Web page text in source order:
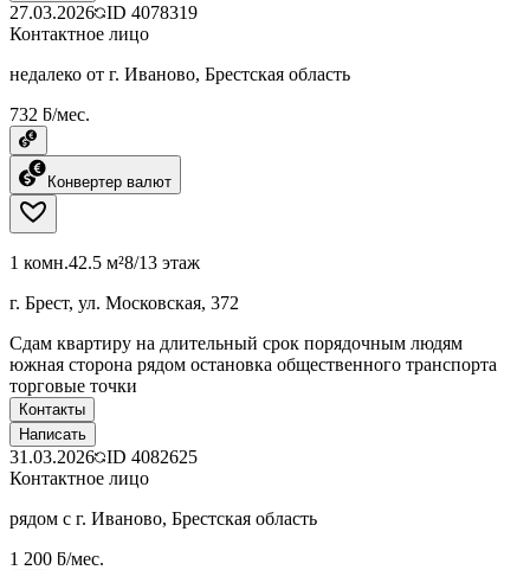
27.03.2026 ID 4078319
Контактное лицо
недалеко от г. Иваново, Брестская область
732 ƃ/мес.
Конвертер валют
1 комн.42.5 м²8/13 этаж
г. Брест, ул. Московская, 372
Сдам квартиру на длительный срок порядочным людям
южная сторона рядом остановка общественного транспорта
торговые точки
Контакты
Написать
31.03.2026 ID 4082625
Контактное лицо
рядом с г. Иваново, Брестская область
1 200 ƃ/мес.